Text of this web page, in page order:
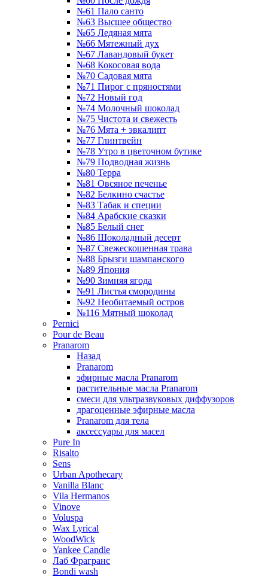
№61 Пало санто
№63 Высшее общество
№65 Ледяная мята
№66 Мятежный дух
№67 Лавандовый букет
№68 Кокосовая вода
№70 Садовая мята
№71 Пирог с пряностями
№72 Новый год
№74 Молочный шоколад
№75 Чистота и свежесть
№76 Мята + эвкалипт
№77 Глинтвейн
№78 Утро в цветочном бутике
№79 Подводная жизнь
№80 Терра
№81 Овсяное печенье
№82 Белкино счастье
№83 Табак и специи
№84 Арабские сказки
№85 Белый снег
№86 Шоколадный десерт
№87 Свежескошенная трава
№88 Брызги шампанского
№89 Япония
№90 Зимняя ягода
№91 Листья смородины
№92 Необитаемый остров
№116 Мятный шоколад
Pernici
Pour de Beau
Pranarom
Назад
Pranarom
эфирные масла Pranarom
растительные масла Pranarom
смеси для ультразвуковых диффузоров
драгоценные эфирные масла
Pranarom для тела
аксессуары для масел
Pure In
Risalto
Sens
Urban Apothecary
Vanilla Blanc
Vila Hermanos
Vinove
Voluspa
Wax Lyrical
WoodWick
Yankee Candle
Лаб Фрагранс
Bondi wash